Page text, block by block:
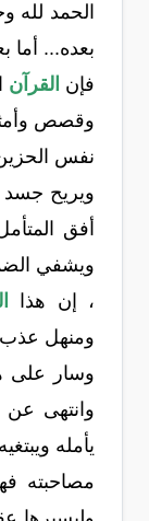
الحمد لله
بعده... أما
فإن القرآن
وقصص
نفس
ويريح
أفق
ويشفي
، إن هذا
ومنهل
وسار على
وانتهى عن
يأمله
مصاحبته